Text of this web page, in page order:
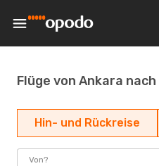
Flüge von Ankara
Hin- und Rückreise
Von?